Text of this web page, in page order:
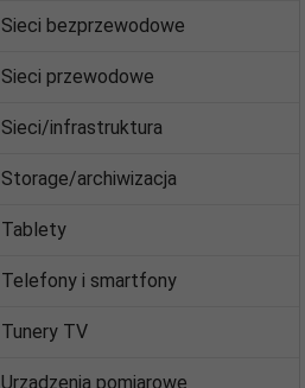
Sieci bezprzewodowe
Sieci przewodowe
Sieci/infrastruktura
Storage/archiwizacja
Tablety
Telefony i smartfony
Tunery TV
Urządzenia pomiarowe